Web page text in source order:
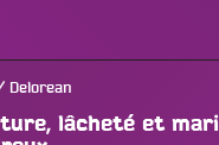
lâcheté et
Delorean